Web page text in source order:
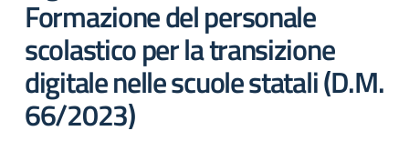
Formazione del personale
scolastico per la transizione
digitale nelle scuole statali (D.M.
66/2023)